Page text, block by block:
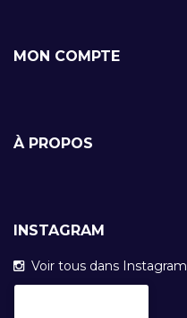
MON COMPTE
À PROPOS
INSTAGRAM
Voir tous dans Instagram